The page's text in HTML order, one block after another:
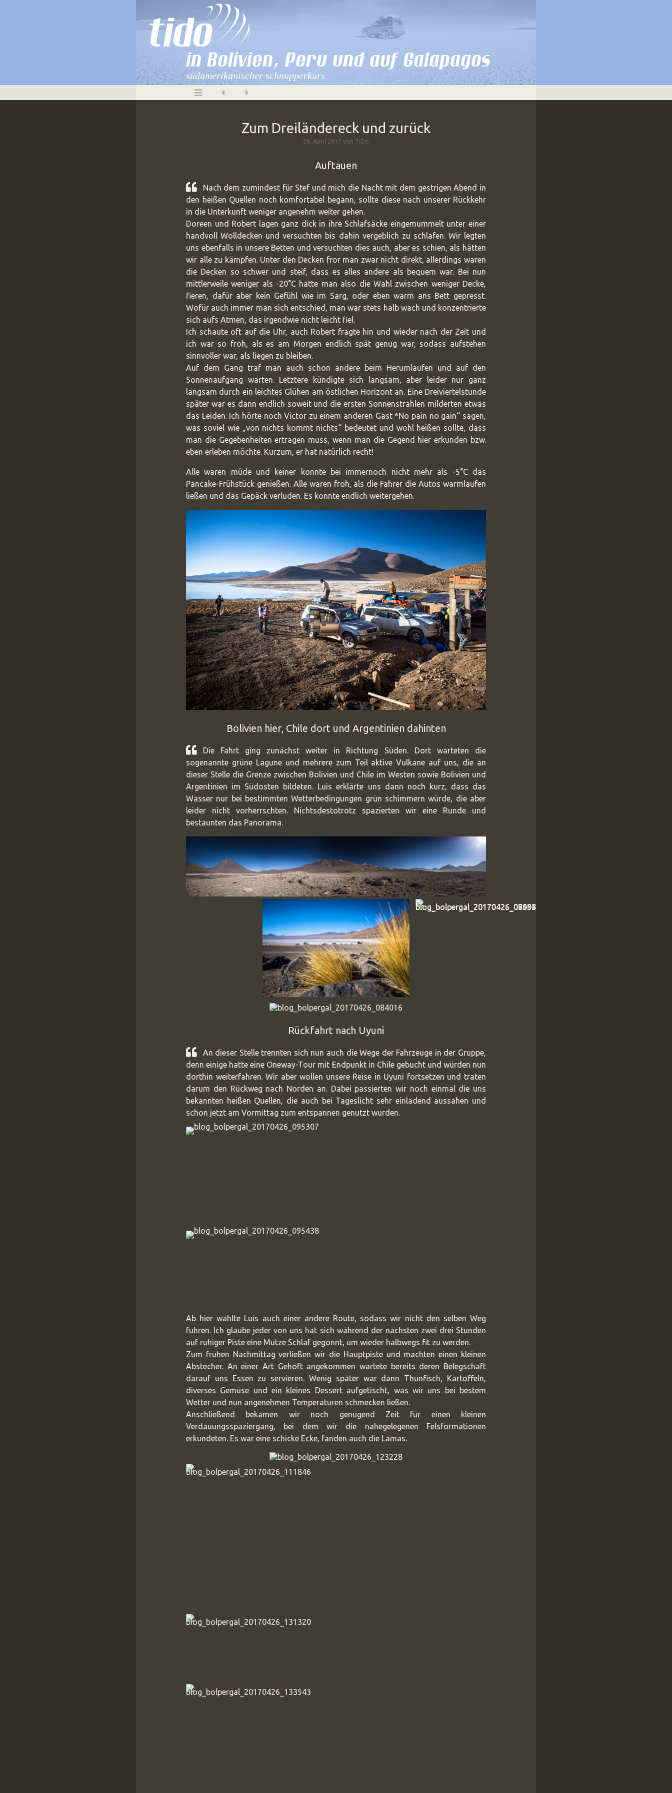
in Bolivien, Peru und auf Galapagos
südamerikanischer schnupperkurs
Zum Dreiländereck und zurück
26. April 2017 von TiDo
Auftauen
Nach dem zumindest für Stef und mich die Nacht mit dem gestrigen Abend in
den heißen Quellen noch komfortabel begann, sollte diese nach unserer Rückkehr
in die Unterkunft weniger angenehm weiter gehen.
Doreen und Robert lagen ganz dick in ihre Schlafsäcke eingemummelt unter einer
handvoll Wolldecken und versuchten bis dahin vergeblich zu schlafen. Wir legten
uns ebenfalls in unsere Betten und versuchten dies auch, aber es schien, als hätten
wir alle zu kämpfen. Unter den Decken fror man zwar nicht direkt, allerdings waren
die Decken so schwer und steif, dass es alles andere als bequem war. Bei nun
mittlerweile weniger als -20°C hatte man also die Wahl zwischen weniger Decke,
fieren, dafür aber kein Gefühl wie im Sarg, oder eben warm ans Bett gepresst.
Wofür auch immer man sich entschied, man war stets halb wach und konzentrierte
sich aufs Atmen, das irgendwie nicht leicht fiel.
Ich schaute oft auf die Uhr, auch Robert fragte hin und wieder nach der Zeit und
ich war so froh, als es am Morgen endlich spät genug war, sodass aufstehen
sinnvoller war, als liegen zu bleiben.
Auf dem Gang traf man auch schon andere beim Herumlaufen und auf den
Sonnenaufgang warten. Letztere kündigte sich langsam, aber leider nur ganz
langsam durch ein leichtes Glühen am östlichen Horizont an. Eine Dreiviertelstunde
später war es dann endlich soweit und die ersten Sonnenstrahlen milderten etwas
das Leiden. Ich hörte noch Victor zu einem anderen Gast *No pain no gain“ sagen,
was soviel wie „von nichts kommt nichts“ bedeutet und wohl heißen sollte, dass
man die Gegebenheiten ertragen muss, wenn man die Gegend hier erkunden bzw.
eben erleben möchte. Kurzum, er hat natürlich recht!
Alle waren müde und keiner konnte bei immernoch nicht mehr als -5°C das
Pancake-Frühstück genießen. Alle waren froh, als die Fahrer die Autos warmlaufen
ließen und das Gepäck verluden. Es konnte endlich weitergehen.
Bolivien hier, Chile dort und Argentinien dahinten
Die Fahrt ging zunächst weiter in Richtung Süden. Dort warteten die
sogenannte grüne Lagune und mehrere zum Teil aktive Vulkane auf uns, die an
dieser Stelle die Grenze zwischen Bolivien und Chile im Westen sowie Bolivien und
Argentinien im Südosten bildeten. Luis erklärte uns dann noch kurz, dass das
Wasser nur bei bestimmten Wetterbedingungen grün schimmern würde, die aber
leider nicht vorherrschten. Nichtsdestotrotz spazierten wir eine Runde und
bestaunten das Panorama.
Rückfahrt nach Uyuni
An dieser Stelle trennten sich nun auch die Wege der Fahrzeuge in der Gruppe,
denn einige hatte eine Oneway-Tour mit Endpunkt in Chile gebucht und würden nun
dorthin weiterfahren. Wir aber wollen unsere Reise in Uyuni fortsetzen und traten
darum den Rückweg nach Norden an. Dabei passierten wir noch einmal die uns
bekannten heißen Quellen, die auch bei Tageslicht sehr einladend aussahen und
schon jetzt am Vormittag zum entspannen genutzt wurden.
Ab hier wählte Luis auch einer andere Route, sodass wir nicht den selben Weg
fuhren. Ich glaube jeder von uns hat sich während der nächsten zwei drei Stunden
auf ruhiger Piste eine Mütze Schlaf gegönnt, um wieder halbwegs fit zu werden.
Zum frühen Nachmittag verließen wir die Hauptpiste und machten einen kleinen
Abstecher. An einer Art Gehöft angekommen wartete bereits deren Belegschaft
darauf uns Essen zu servieren. Wenig später war dann Thunfisch, Kartoffeln,
diverses Gemüse und ein kleines Dessert aufgetischt, was wir uns bei bestem
Wetter und nun angenehmen Temperaturen schmecken ließen.
Anschließend bekamen wir noch genügend Zeit für einen kleinen
Verdauungsspaziergang, bei dem wir die nahegelegenen Felsformationen
erkundeten. Es war eine schicke Ecke, fanden auch die Lamas.